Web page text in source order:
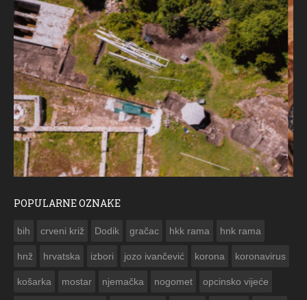
POPULARNE OZNAKE
bih crveni križ Dodik gračac hkk rama hnk rama
hnž hrvatska izbori jozo ivančević korona koronavirus
košarka mostar njemačka nogomet opcinsko vijeće